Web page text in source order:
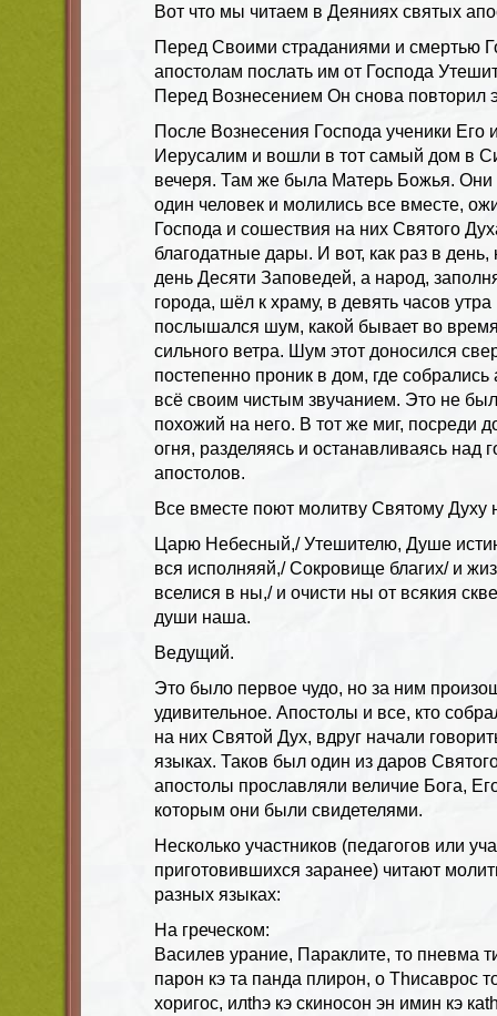
Вот что мы читаем в Деяниях святых
Перед Своими страданиями и смертью
апостолам послать им от Господа
Перед Вознесением Он снова повторил
После Вознесения Господа ученики Его
Иерусалим и вошли в тот самый дом в
вечеря. Там же была Матерь Божья. Они
один человек и молились все вместе,
Господа и сошествия на них Святого
благодатные дары. И вот, как раз в день,
день Десяти Заповедей, а народ,
города, шёл к храму, в девять часов
послышался шум, какой бывает во
сильного ветра. Шум этот доносился
постепенно проник в дом, где
всё своим чистым звучанием. Это не был
похожий на него. В тот же миг, посреди
огня, разделяясь и останавливаясь над
апостолов.
Все вместе поют молитву Святому Духу
Царю Небесный,/ Утешителю, Душе
вся исполняяй,/ Сокровище благих/ и
вселися в ны,/ и очисти ны от всякия
души наша.
Ведущий.
Это было первое чудо, но за ним
удивительное. Апостолы и все, кто
на них Святой Дух, вдруг начали
языках. Таков был один из даров
апостолы прославляли величие Бога,
которым они были свидетелями.
Несколько участников (педагогов или
приготовившихся заранее) читают
разных языках:
На греческом:
Василев урание, Параклите, то пневма
парон кэ та панда плирон, о Thисаврос
хоригос, илthэ кэ скиносон эн имин кэ